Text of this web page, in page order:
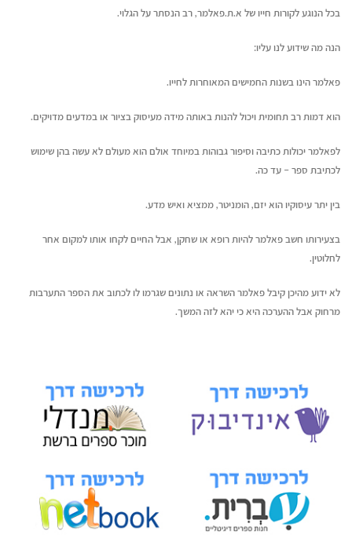
בכל הנוגע לקורות חייו של א.ת.פאלמר, רב הנסתר על הגלוי.
הנה מה שידוע לנו עליו:
פאלמר הינו בשנות החמישים המאוחרות לחייו.
הוא דמות רב תחומית ויכול להנות באותה מידה מעיסוק בציור או במדעים מדויקים.
לפאלמר יכולות כתיבה וסיפור גבוהות במיוחד אולם הוא מעולם לא עשה בהן שימוש
לכתיבת ספר – עד כה.
בין יתר עיסוקיו הוא יזם, הומניטר, ממציא ואיש מדע.
בצעירותו חשב פאלמר להיות רופא או שחקן, אבל החיים לקחו אותו למקום אחר
לחלוטין.
לא ידוע מהיכן קיבל פאלמר השראה או נתונים שגרמו לו לכתוב את הספר התערבות
מרחוק אבל ההערכה היא כי יהא לזה המשך.